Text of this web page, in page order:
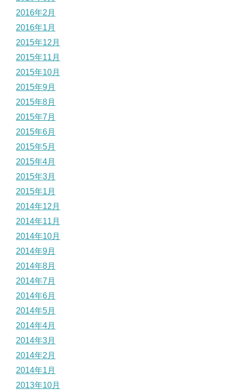
2016年2月
2016年1月
2015年12月
2015年11月
2015年10月
2015年9月
2015年8月
2015年7月
2015年6月
2015年5月
2015年4月
2015年3月
2015年1月
2014年12月
2014年11月
2014年10月
2014年9月
2014年8月
2014年7月
2014年6月
2014年5月
2014年4月
2014年3月
2014年2月
2014年1月
2013年10月